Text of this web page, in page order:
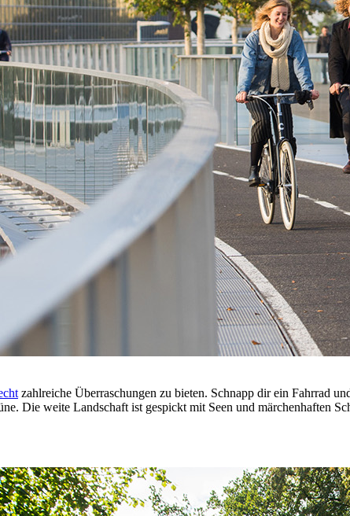
zahlreiche Überraschungen zu bieten. Schnapp dir ein Fahrrad
Die weite Landschaft ist gespickt mit Seen und märchenhaften